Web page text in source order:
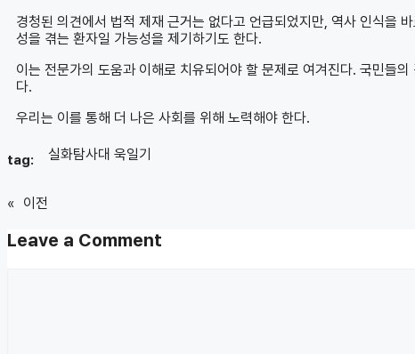
경청된 의견에서 법적 제재 근거는 없다고 언급되었지만, 역사 인식을
성을 겪는 환자일 가능성을 제기하기도 한다.
이는 전문가의 도움과 이해로 치유되어야 할 문제로 여겨진다. 국민들
다.
우리는 이를 통해 더 나은 사회를 위해 노력해야 한다.
tag: 실화탐사대 욱일기
« 이전
Leave a Comment